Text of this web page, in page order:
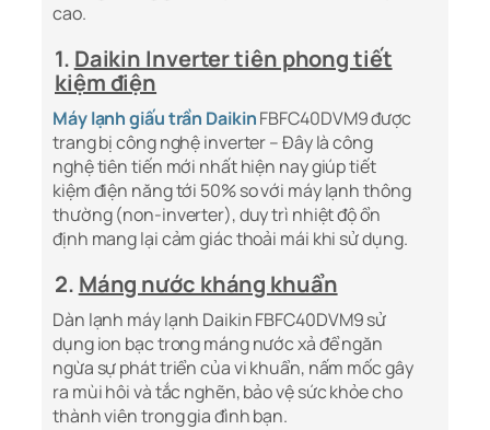
cao.
1. Daikin Inverter tiên phong tiết
kiệm điện
Máy lạnh giấu trần DaikinFBFC40DVM9 được
trang bị công nghệ inverter – Đây là công
nghệ tiên tiến mới nhất hiện nay giúp tiết
kiệm điện năng tới 50% so với máy lạnh thông
thường (non-inverter), duy trì nhiệt độ ổn
định mang lại cảm giác thoải mái khi sử dụng.
2. Máng nước kháng khuẩn
Dàn lạnh máy lạnh Daikin FBFC40DVM9 sử
dụng ion bạc trong máng nước xả để ngăn
ngừa sự phát triển của vi khuẩn, nấm mốc gây
ra mùi hôi và tắc nghẽn, bảo vệ sức khỏe cho
thành viên trong gia đình bạn.